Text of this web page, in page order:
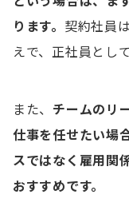
ります。 契約社員
えで、正社員とし
また、 チームのリ
仕事を任せたい場
スではなく雇用関
おすすめです。